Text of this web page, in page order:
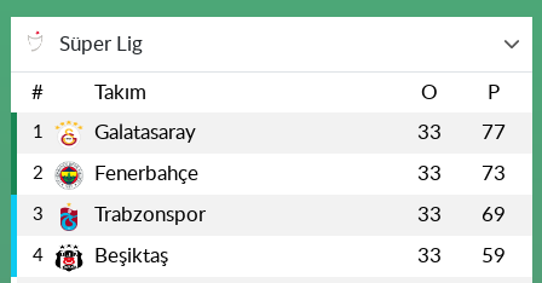
Süper Lig
# Takım O P
1 Galatasaray 33 77
2 Fenerbahçe 33 73
3 Trabzonspor 33 69
4 Beşiktaş 33 59